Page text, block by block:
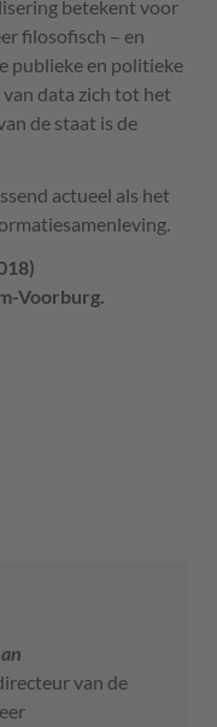
betekent voor
filosofisch – en
publieke en politieke
data zich tot het
de staat is de
actueel als het
Voorburg.
van de